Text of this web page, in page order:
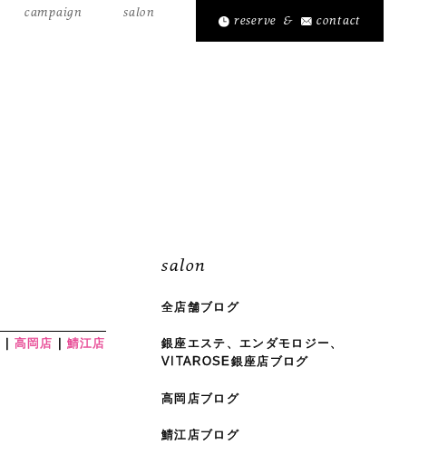
campaign salon
reserve & contact
高岡店 鯖江店
salon
全店舗ブログ
銀座エステ、エンダモロジー、
VITAROSE銀座店ブログ
高岡店ブログ
鯖江店ブログ